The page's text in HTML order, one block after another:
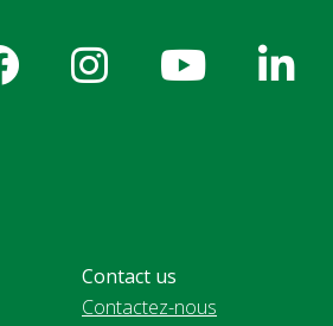
Contact us
Contactez-nous